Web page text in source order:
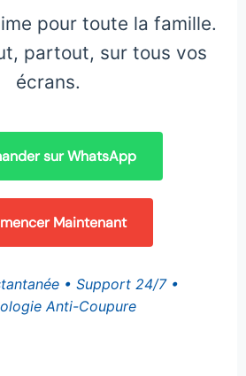
pour toute la famille.
partout, sur tous vos
écrans.
sur WhatsApp
Maintenant
• Support 24/7 •
Anti-Coupure